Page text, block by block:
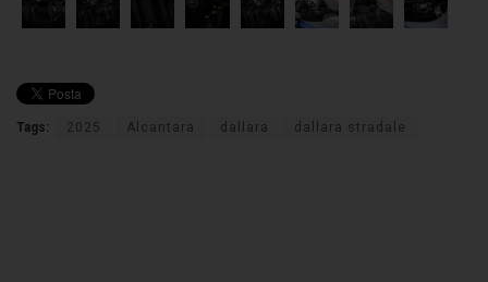
Tags: 2025 Alcantara dallara dallara stradale